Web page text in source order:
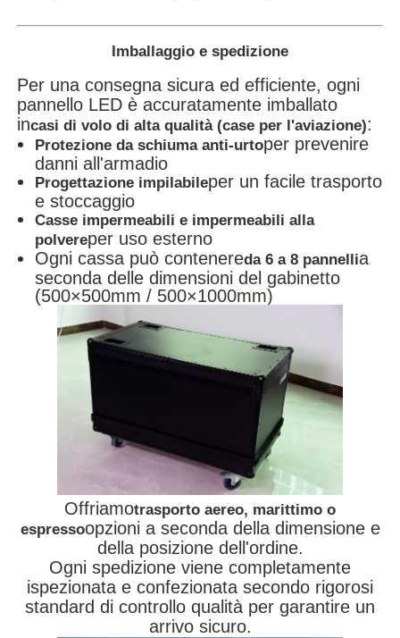
Imballaggio e spedizione
Per una consegna sicura ed efficiente, ogni
pannello LED è accuratamente imballato
incasi di volo di alta qualità (case per l'aviazione):
Protezione da schiuma anti-urtoper prevenire
danni all'armadio
Progettazione impilabileper un facile trasporto
e stoccaggio
Casse impermeabili e impermeabili alla
polvereper uso esterno
Ogni cassa può contenereda 6 a 8 pannellia
seconda delle dimensioni del gabinetto
(500×500mm / 500×1000mm)
Offriamotrasporto aereo, marittimo o
espressoopzioni a seconda della dimensione e
della posizione dell'ordine.
Ogni spedizione viene completamente
ispezionata e confezionata secondo rigorosi
standard di controllo qualità per garantire un
arrivo sicuro.